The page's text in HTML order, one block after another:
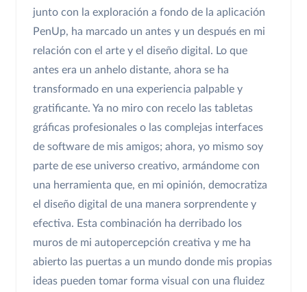
junto con la exploración a fondo de la aplicación
PenUp, ha marcado un antes y un después en mi
relación con el arte y el diseño digital. Lo que
antes era un anhelo distante, ahora se ha
transformado en una experiencia palpable y
gratificante. Ya no miro con recelo las tabletas
gráficas profesionales o las complejas interfaces
de software de mis amigos; ahora, yo mismo soy
parte de ese universo creativo, armándome con
una herramienta que, en mi opinión, democratiza
el diseño digital de una manera sorprendente y
efectiva. Esta combinación ha derribado los
muros de mi autopercepción creativa y me ha
abierto las puertas a un mundo donde mis propias
ideas pueden tomar forma visual con una fluidez